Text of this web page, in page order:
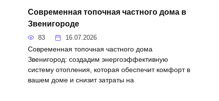
Современная топочная частного дома в
Звенигороде
83 16.07.2026
Современная топочная частного дома
Звенигород: создадим энергоэффективную
систему отопления, которая обеспечит комфорт в
вашем доме и снизит затраты на